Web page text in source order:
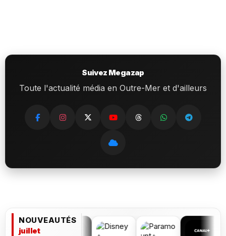
Suivez Megazap
Toute l'actualité média en Outre-Mer et d'ailleurs
NOUVEAUTÉS
juillet